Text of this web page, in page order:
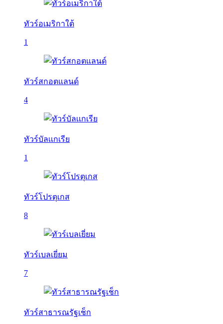
ทัวร์อเมริกาใต้
1
ทัวร์สกอตแลนด์
4
ทัวร์บัลเเกเรีย
1
ทัวร์โปรตุเกส
8
ทัวร์เบลเยี่ยม
7
ทัวร์สาธารณรัฐเช็ก